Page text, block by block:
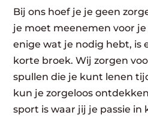
Bij ons hoef je je geen
je moet meenemen voor
enige wat je nodig hebt, is
korte broek. Wij zorgen
spullen die je kunt lenen
kun je zorgeloos
sport is waar jij je passie in